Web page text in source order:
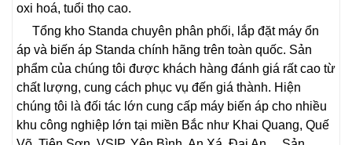
oxi hoá, tuổi thọ cao.
Tổng kho Standa chuyên phân phối, lắp đặt máy ổn
áp và biến áp Standa chính hãng trên toàn quốc. Sản
phẩm của chúng tôi được khách hàng đánh giá rất cao từ
chất lượng, cung cách phục vụ đến giá thành. Hiện
chúng tôi là đối tác lớn cung cấp máy biến áp cho nhiều
khu công nghiệp lớn tại miền Bắc như Khai Quang, Quế